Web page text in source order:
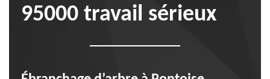
95000 travail sérieux